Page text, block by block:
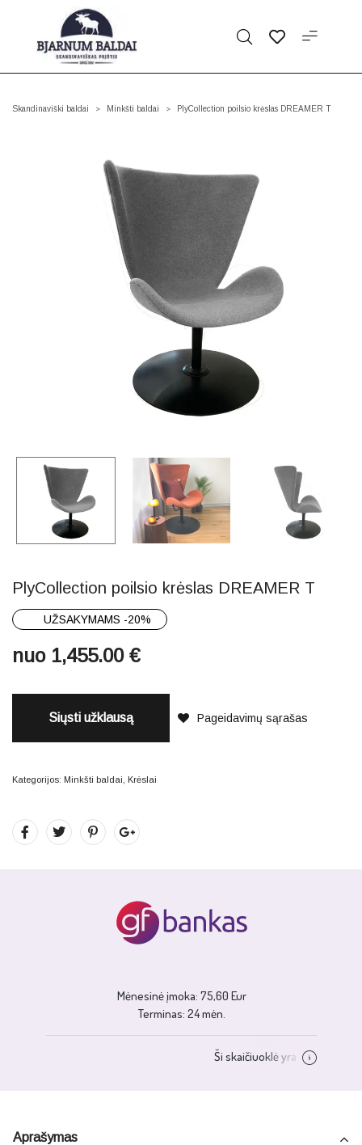
Skandinaviški baldai > Minkšti baldai > PlyCollection poilsio krėslas DREAMER T
PlyCollection poilsio krėslas DREAMER T
UŽSAKYMAMS -20%
nuo 1,455.00 €
Siųsti užklausą Pageidavimų sąrašas
Kategorijos: Minkšti baldai Krėslai
Aprašymas